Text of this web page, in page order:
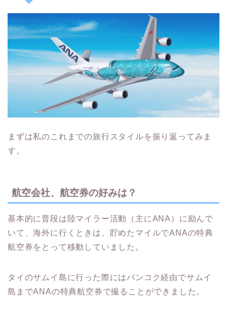
まずは私のこれまでの旅行スタイルを振り返ってみま
す。
航空会社、航空券の好みは？
基本的に普段は陸マイラー活動（主にANA）に励んで
いて、海外に行くときは、貯めたマイルでANAの特典
航空券をとって移動していました。
タイのサムイ島に行った際にはバンコク経由でサムイ
島までANAの特典航空券で撮ることができました。